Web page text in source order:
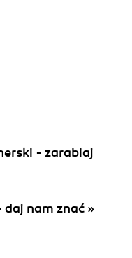
- zarabiaj
daj nam znać »